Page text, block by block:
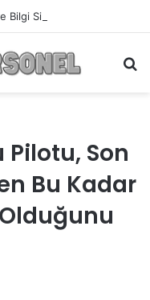
Bilgi Sitesi.
Pilotu, Son
Bu Kadar